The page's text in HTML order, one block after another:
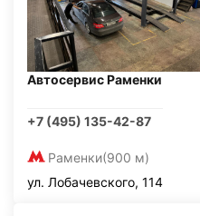
Автосервис Раменки
+7 (495) 135-42-87
Раменки(900 м)
ул. Лобачевского, 114